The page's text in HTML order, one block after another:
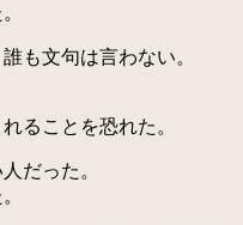
も文句は言わない。
ることを恐れた。
だった。